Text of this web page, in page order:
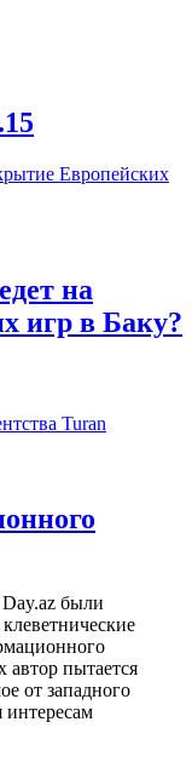
на
игр в Баку?
Day.az были
автор пытается
от западного